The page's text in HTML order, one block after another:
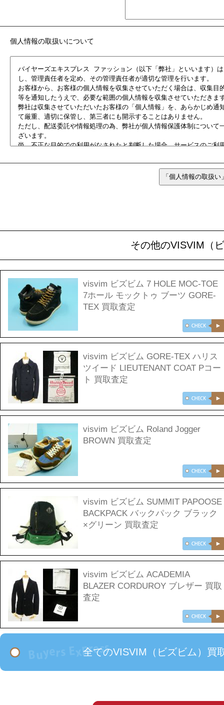
個人情報の取扱いについて
その他のVISVIM（
visvim ビズビム 7 HOLE MOC-TOE
7ホール モックトゥ ブーツ GORE-
TEX 買取査定
visvim ビズビム GORE-TEX ハリス
ツイード LIEUTENANT COAT Pコー
ト 買取査定
visvim ビズビム Roland Jogger
BROWN 買取査定
visvim ビズビム SUMMIT PAPOOSE
BACKPACK バックパック ブラック
×グリーン 買取査定
visvim ビズビム ACADEMIA
BLAZER CORDUROY ブレザー 買取
査定
全てのVISVIM（ビズビム）買